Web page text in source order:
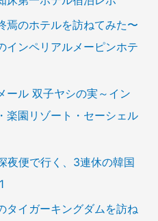
焉のホテルを訪ねてみた〜
インペリアルメーピンホテ
ール 双子ヤシの実～イン
楽園リゾート・セーシェル
夜便で行く、3連休の韓国
タイガーキングダムを訪ね